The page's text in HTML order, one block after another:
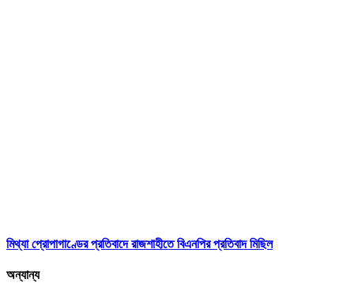
মিথ্যা প্রোপাগাণ্ডের প্রতিবাদে রাজশাহীতে বিএনপির প্রতিবাদ মিছিল
অন্যান্য